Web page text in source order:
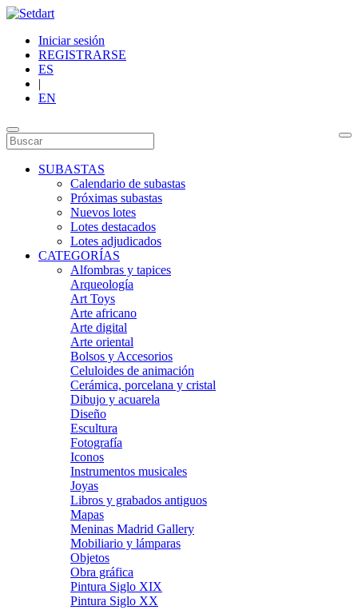
Iniciar sesión
REGISTRARSE
ES
|
EN
SUBASTAS
Calendario de subastas
Próximas subastas
Nuevos lotes
Lotes destacados
Lotes adjudicados
CATEGORÍAS
Alfombras y tapices
Arqueología
Art Toys
Arte africano
Arte digital
Arte oriental
Bolsos y Accesorios
Celuloides de animación
Cerámica, porcelana y cristal
Dibujo y acuarela
Diseño
Escultura
Fotografía
Iconos
Instrumentos musicales
Joyas
Libros y grabados antiguos
Mapas
Meninas Madrid Gallery
Mobiliario y lámparas
Objetos
Obra gráfica
Pintura Siglo XIX
Pintura Siglo XX